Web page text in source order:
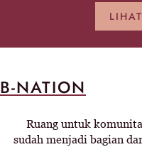
B-NATION
Ruang untuk
sudah menjadi bagian